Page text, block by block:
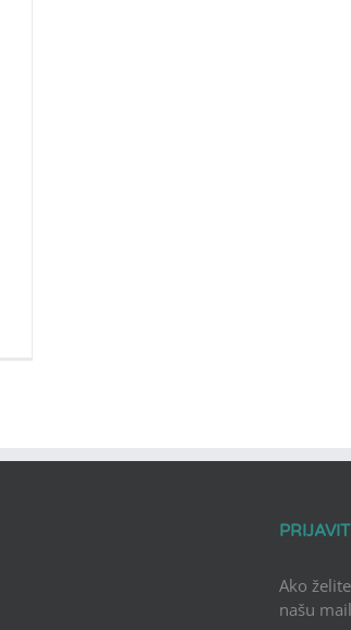
Ako
našu